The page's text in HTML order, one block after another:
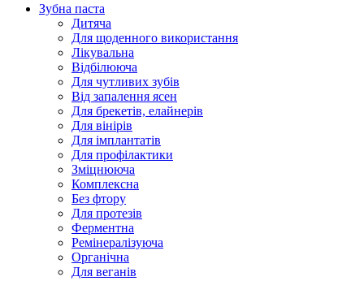
Зубна паста
Дитяча
Для щоденного використання
Лікувальна
Відбілююча
Для чутливих зубів
Від запалення ясен
Для брекетів, елайнерів
Для вінірів
Для імплантатів
Для профілактики
Зміцнююча
Комплексна
Без фтору
Для протезів
Ферментна
Ремінералізуюча
Органічна
Для веганів